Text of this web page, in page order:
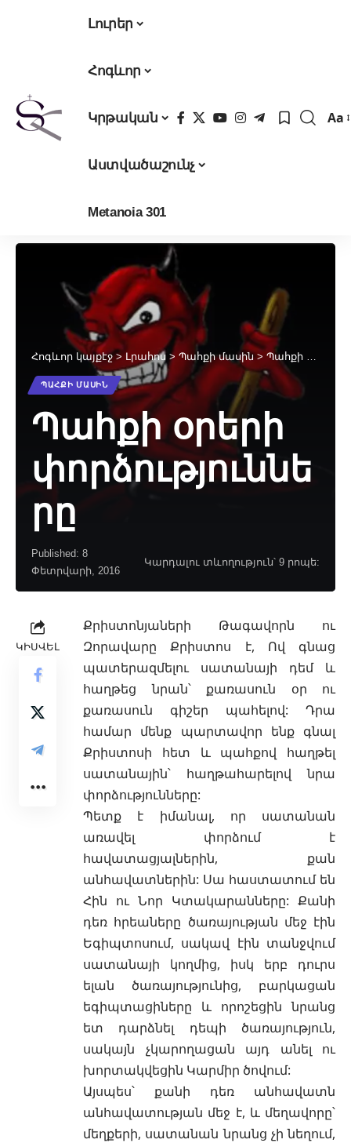
Լուրեր
Հոգևոր
Կրթական
Աստվածաշունչ
Metanoia 301
Aa
Հոգևոր կայքէջ>Լրահոս > Պահքի մասին> Պահքի օրերի փորձությունները
ՊԱՀՔԻ ՄԱՍԻՆ
Պահքի օրերի
փորձություննե
րը
Published: 8
Փետրվարի, 2016
Կարդալու տևողություն՝ 9 րոպե:
ԿԻՍՎԵԼ
Քրիստոնյաների Թագավորն ու
Զորավարը Քրիստոս է, Ով գնաց
պատերազմելու սատանայի դեմ և
հաղթեց նրան՝ քառասուն օր ու
քառասուն գիշեր պահելով: Դրա
համար մենք պարտավոր ենք գնալ
Քրիստոսի հետ և պահքով հաղթել
սատանային՝ հաղթահարելով նրա
փորձությունները:
Պետք է իմանալ, որ սատանան
առավել փորձում է
հավատացյալներին, քան
անհավատներին: Սա հաստատում են
Հին ու Նոր Կտակարանները: Քանի
դեռ հրեաները ծառայության մեջ էին
Եգիպտոսում, սակավ էին տանջվում
սատանայի կողմից, իսկ երբ դուրս
ելան ծառայությունից, բարկացան
եգիպտացիները և որոշեցին նրանց
ետ դարձնել դեպի ծառայություն,
սակայն չկարողացան այդ անել ու
խորտակվեցին Կարմիր ծովում:
Այսպես՝ քանի դեռ անհավատն
անհավատության մեջ է, և մեղավորը՝
մեղքերի, սատանան նրանց չի նեղում,